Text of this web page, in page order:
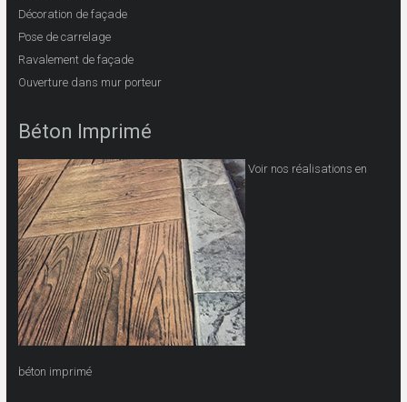
Décoration de façade
Pose de carrelage
Ravalement de façade
Ouverture dans mur porteur
Béton Imprimé
Voir nos réalisations en
béton imprimé